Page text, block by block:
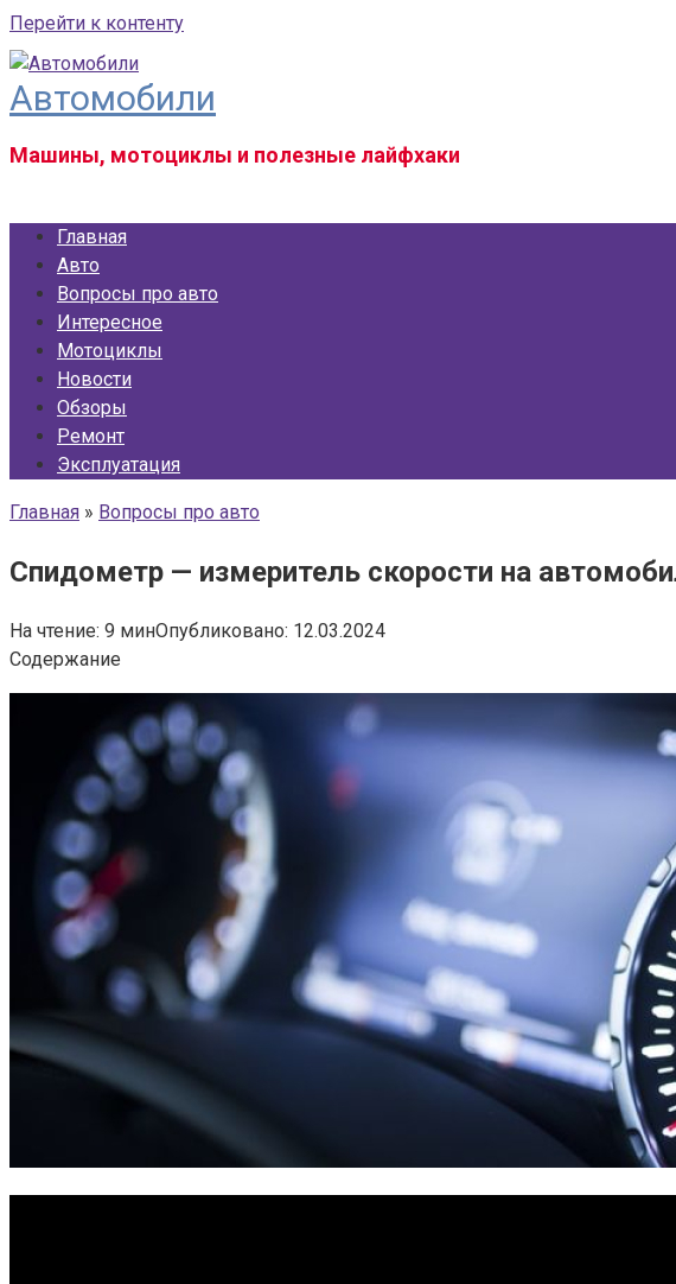
Перейти к контенту
Автомобили
Машины, мотоциклы и полезные лайфхаки
Главная
Авто
Вопросы про авто
Интересное
Мотоциклы
Новости
Обзоры
Ремонт
Эксплуатация
Главная » Вопросы про авто
Спидометр — измеритель скорости на
На чтение: 9 минОпубликовано: 12.03.2024
Содержание